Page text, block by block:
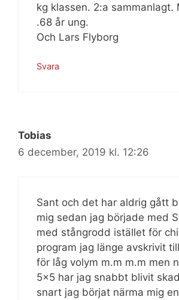
kg klassen. 2:a sammanlagt.
.68 år ung.
Och Lars Flyborg
Svara
Tobias
6 december, 2019 kl. 12:26
Sant och det har aldrig gått
mig sedan jag började med
med stångrodd istället för
program jag länge avskrivit
för låg volym m.m m.m men
5×5 har jag snabbt blivit
snart jag börjat närma mig